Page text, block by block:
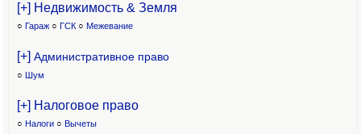
[+] Недвижимость & Земля
○ Гараж ○ ГСК ○ Межевание
[+] Административное право
○ Шум
[+] Налоговое право
○ Налоги ○ Вычеты